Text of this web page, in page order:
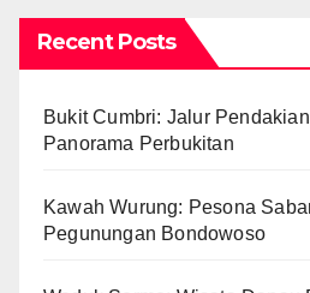
Recent Posts
Bukit Cumbri: Jalur
Panorama Perbukitan
Kawah Wurung: Pesona
Pegunungan Bondowoso